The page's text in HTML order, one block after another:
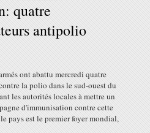
quatre
antipolio
ont abattu mercredi quatre
la polio dans le sud-ouest du
les autorités locales à mettre un
d'immunisation contre cette
pays est le premier foyer mondial,